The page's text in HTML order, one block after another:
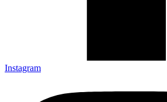
Instagram